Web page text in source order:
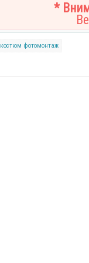
*
костюм фотомонтаж